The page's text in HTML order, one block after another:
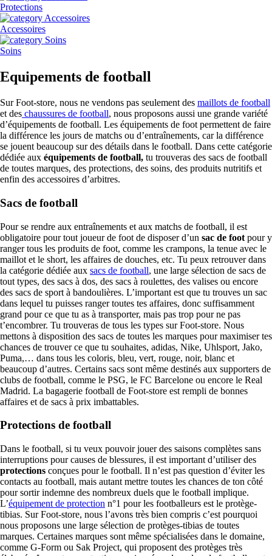
Protections
Accessoires
Soins
Equipements de football
Sur Foot-store, nous ne vendons pas seulement des maillots de football
et des chaussures de football, nous proposons aussi une grande variété
d’équipements de football. Les équipements de foot permettent de faire
la différence les jours de matchs ou d’entraînements, car la différence
se jouent beaucoup sur des détails dans le football. Dans cette catégorie
dédiée aux équipements de football, tu trouveras des sacs de football
de toutes marques, des protections, des soins, des produits nutritifs et
enfin des accessoires d’arbitres.
Sacs de football
Pour se rendre aux entraînements et aux matchs de football, il est
obligatoire pour tout joueur de foot de disposer d’un sac de foot pour y
ranger tous les produits de foot, comme les crampons, la tenue avec le
maillot et le short, les affaires de douches, etc. Tu peux retrouver dans
la catégorie dédiée aux sacs de football, une large sélection de sacs de
tout types, des sacs à dos, des sacs à roulettes, des valises ou encore
des sacs de sport à bandoulières. L’important est que tu trouves un sac
dans lequel tu puisses ranger toutes tes affaires, donc suffisamment
grand pour ce que tu as à transporter, mais pas trop pour ne pas
t’encombrer. Tu trouveras de tous les types sur Foot-store. Nous
mettons à disposition des sacs de toutes les marques pour maximiser tes
chances de trouver ce que tu souhaites, adidas, Nike, Uhlsport, Jako,
Puma,… dans tous les coloris, bleu, vert, rouge, noir, blanc et
beaucoup d’autres. Certains sacs sont même destinés aux supporters de
clubs de football, comme le PSG, le FC Barcelone ou encore le Real
Madrid. La bagagerie football de Foot-store est rempli de bonnes
affaires et de sacs à prix imbattables.
Protections de football
Dans le football, si tu veux pouvoir jouer des saisons complètes sans
interruptions pour causes de blessures, il est important d’utiliser des
protections conçues pour le football. Il n’est pas question d’éviter les
contacts au football, mais autant mettre toutes les chances de ton côté
pour sortir indemne des nombreux duels que le football implique.
L’équipement de protection n°1 pour les footballeurs est le protège-
tibias. Sur Foot-store, nous l’avons très bien compris c’est pourquoi
nous proposons une large sélection de protèges-tibias de toutes
marques. Certaines marques sont même spécialisées dans le domaine,
comme G-Form ou Sak Project, qui proposent des protèges très